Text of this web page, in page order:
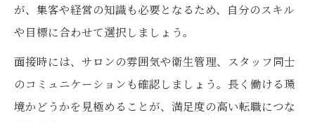
が、集客や経営の知識も必要となるため、自分のスキル
や目標に合わせて選択しましょう。
面接時には、サロンの雰囲気や衛生管理、スタッフ同士
のコミュニケーションも確認しましょう。長く働ける環
境かどうかを見極めることが、満足度の高い転職につな